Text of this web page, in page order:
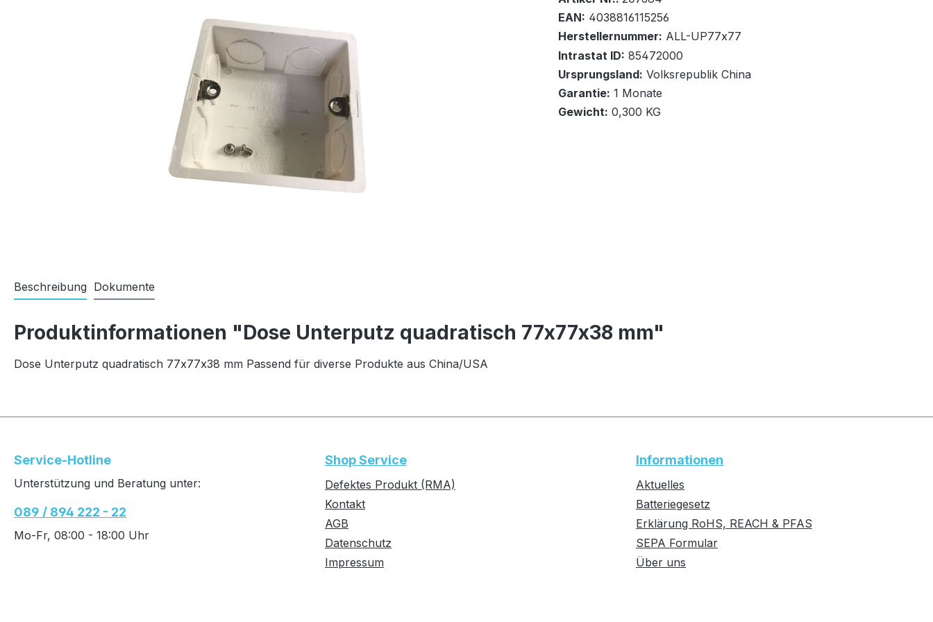
In den Warenkorb
EAN: 4038816115256
Herstellernummer: ALL-UP77x77
Intrastat ID: 85472000
Ursprungsland: Volksrepublik China
Garantie: 1 Monate
Gewicht: 0,300 KG
Beschreibung Dokumente
Produktinformationen "Dose Unterputz quadratisch 77x77x38 mm"
Dose Unterputz quadratisch 77x77x38 mm Passend für diverse Produkte aus China/USA
Service-Hotline
Unterstützung und Beratung unter:
089 / 894 222 - 22
Mo-Fr, 08:00 - 18:00 Uhr
Shop Service
Defektes Produkt (RMA)
Kontakt
AGB
Datenschutz
Impressum
Informationen
Aktuelles
Batteriegesetz
Erklärung RoHS, REACH & PFAS
SEPA Formular
Über uns